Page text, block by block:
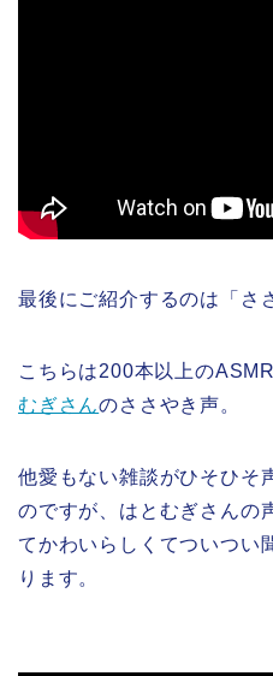
最後にご紹介するのは「さ
こちらは200本以上の
むぎさんのささやき声。
他愛もない雑談がひそひそ
のですが、はとむぎさんの
てかわいらしくてついつい
ります。